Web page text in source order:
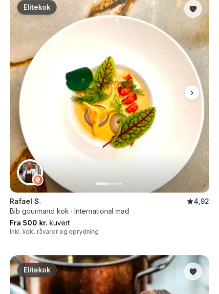
Elitekok
Rafael S.
4,92
Bib gourmand kok · International mad
Fra 500 kr. kuvert
Inkl. kok, råvarer og oprydning
Elitekok